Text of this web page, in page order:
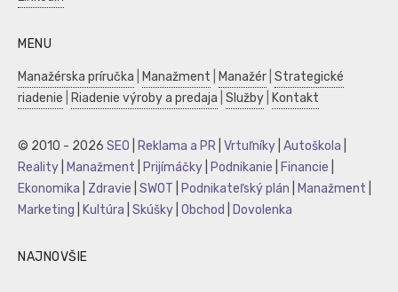
MENU
Manažérska príručka Manažment Manažér Strategické
riadenie
Riadenie výroby a predaja Služby Kontakt
© 2010 - 2026 SEO Reklama a PR Vrtuľníky Autoškola
Reality
Manažment Prijímáčky Podnikanie Financie
Ekonomika
Zdravie SWOT Podnikateľský plán Manažment
Marketing
Kultúra Skúšky Obchod Dovolenka
NAJNOVŠIE